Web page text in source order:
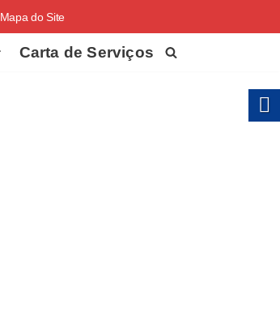
Mapa do Site
Carta de Serviços